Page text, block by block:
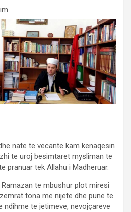
nate te vecante kam kenaqesin
te uroj besimtaret mysliman te
pranuar tek Allahu i Madheruar.
te mbushur plot miresi
tona me nijete dhe pune te
ndihme te jetimeve, nevojçareve